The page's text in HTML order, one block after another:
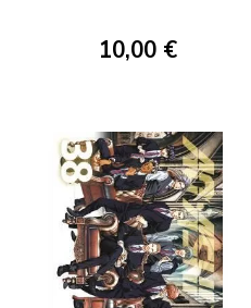
10,00 €